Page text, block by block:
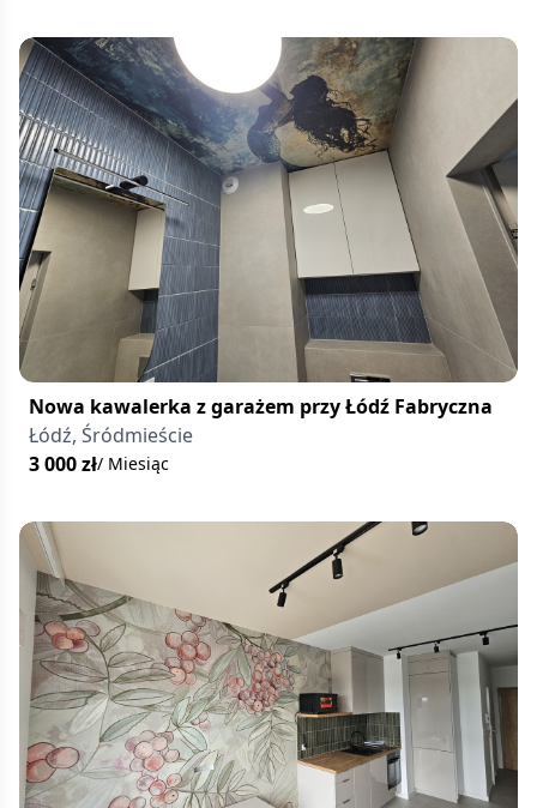
Nowa kawalerka z garażem przy Łódź Fabryczna
Łódź, Śródmieście
3 000zł/ Miesiąc